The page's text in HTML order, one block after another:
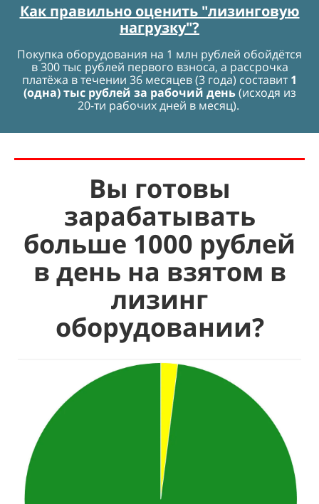
Как правильно оценить "лизинговую
нагрузку"?
Покупка оборудования на 1 млн рублей обойдётся
в 300 тыс рублей первого взноса, а рассрочка
платёжа в течении 36 месяцев (3 года) составит 1
(одна) тыс рублей за рабочий день(исходя из
20-ти рабочих дней в месяц).
Вы готовы
зарабатывать
больше 1000 рублей
в день на взятом в
лизинг
оборудовании?